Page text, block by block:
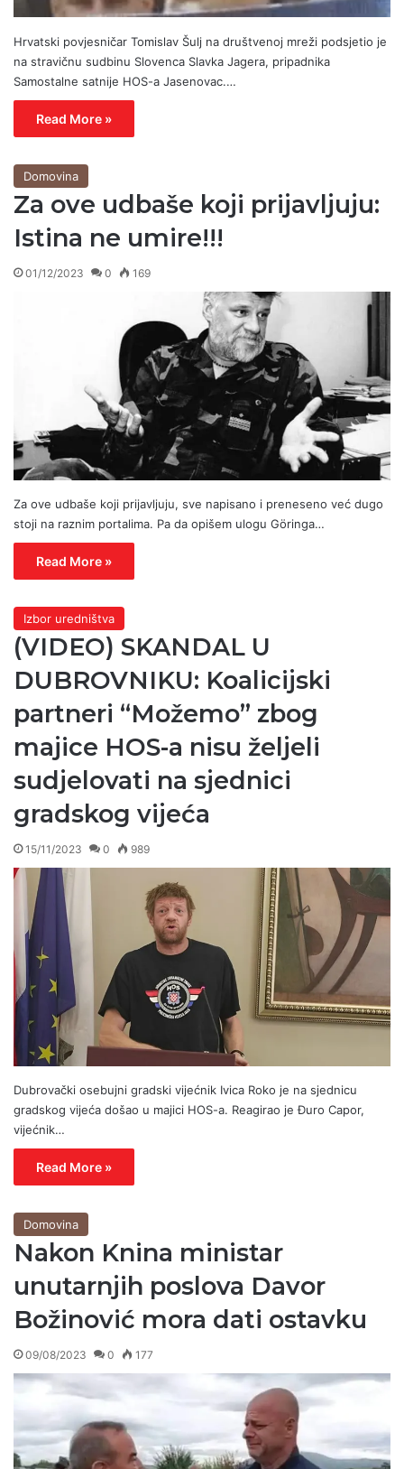
Hrvatski povjesničar Tomislav Šulj na društvenoj mreži podsjetio je
na stravičnu sudbinu Slovenca Slavka Jagera, pripadnika
Samostalne satnije HOS-a Jasenovac.…
Read More »
Domovina
Za ove udbaše koji prijavljuju:
Istina ne umire!!!
01/12/2023 0 169
Za ove udbaše koji prijavljuju, sve napisano i preneseno već dugo
stoji na raznim portalima. Pa da opišem ulogu Göringa…
Read More »
Izbor uredništva
(VIDEO) SKANDAL U
DUBROVNIKU: Koalicijski
partneri “Možemo” zbog
majice HOS-a nisu željeli
sudjelovati na sjednici
gradskog vijeća
15/11/2023 0 989
Dubrovački osebujni gradski vijećnik Ivica Roko je na sjednicu
gradskog vijeća došao u majici HOS-a. Reagirao je Đuro Capor,
vijećnik…
Read More »
Domovina
Nakon Knina ministar
unutarnjih poslova Davor
Božinović mora dati ostavku
09/08/2023 0 177